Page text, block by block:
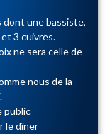
une bassiste,
3 cuivres.
ne sera celle de
nous de la
public
le dîner